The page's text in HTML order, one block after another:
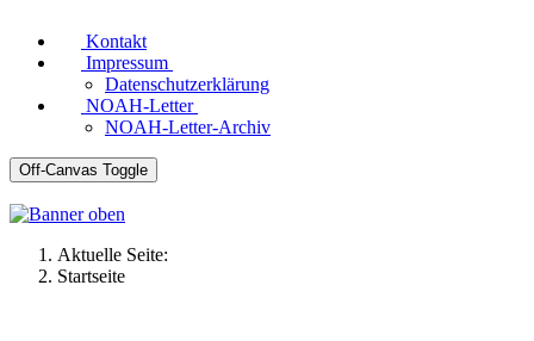
Kontakt
Impressum
Datenschutzerklärung
NOAH-Letter
NOAH-Letter-Archiv
Off-Canvas Toggle
Aktuelle Seite:
Startseite